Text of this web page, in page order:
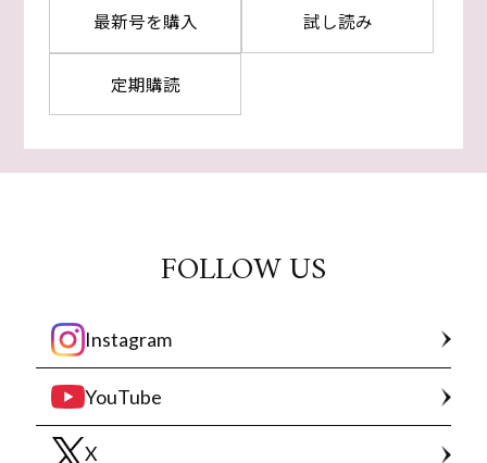
最新号を購入 試し読み
定期購読
FOLLOW US
Instagram
YouTube
X